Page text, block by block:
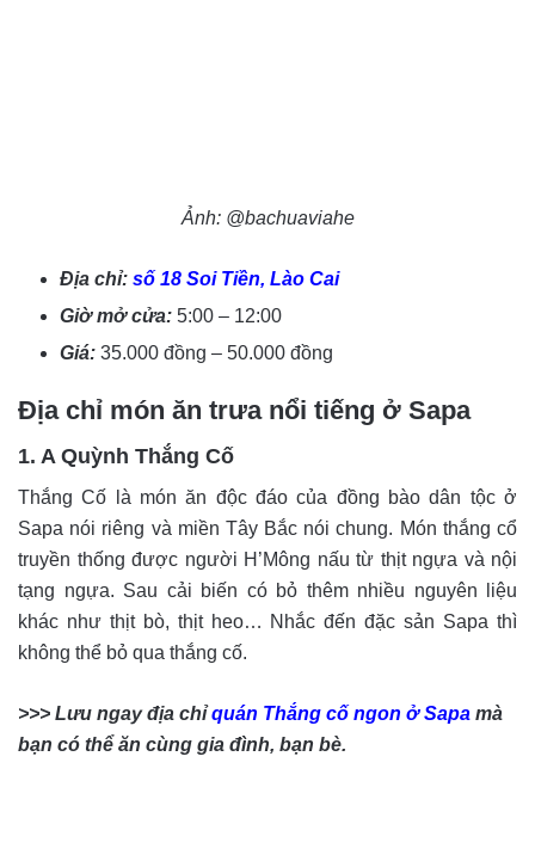
Ảnh: @bachuaviahe
Địa chỉ: số 18 Soi Tiền, Lào Cai
Giờ mở cửa: 5:00 – 12:00
Giá: 35.000 đồng – 50.000 đồng
Địa chỉ món ăn trưa nổi tiếng ở Sapa
1. A Quỳnh Thắng Cố
Thắng Cố là món ăn độc đáo của đồng bào dân tộc ở
Sapa nói riêng và miền Tây Bắc nói chung. Món thắng cổ
truyền thống được người H’Mông nấu từ thịt ngựa và nội
tạng ngựa. Sau cải biến có bỏ thêm nhiều nguyên liệu
khác như thịt bò, thịt heo… Nhắc đến đặc sản Sapa thì
không thể bỏ qua thắng cố.
>>> Lưu ngay địa chỉquán Thắng cố ngon ở Sapa mà
bạn có thể ăn cùng gia đình, bạn bè.